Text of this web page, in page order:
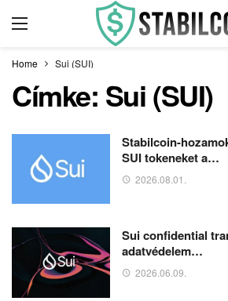
Home Sui (SUI)
Címke: Sui (SUI)
Stabilcoin-
SUI tokeneket a…
2026.08.01.
Sui confidential
adatvédelem…
2026.06.09.